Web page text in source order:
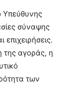
Υπεύθυνης
σύναψης
της αγοράς, η
των